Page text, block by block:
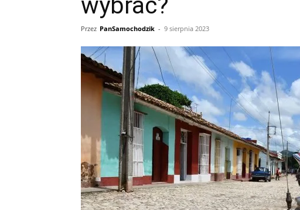
Przez PanSamochodzik - 9 sierpnia 2023